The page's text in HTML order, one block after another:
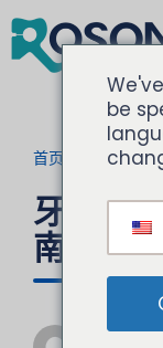
首页 博客>当前
牙科椅
南
诺胜
be